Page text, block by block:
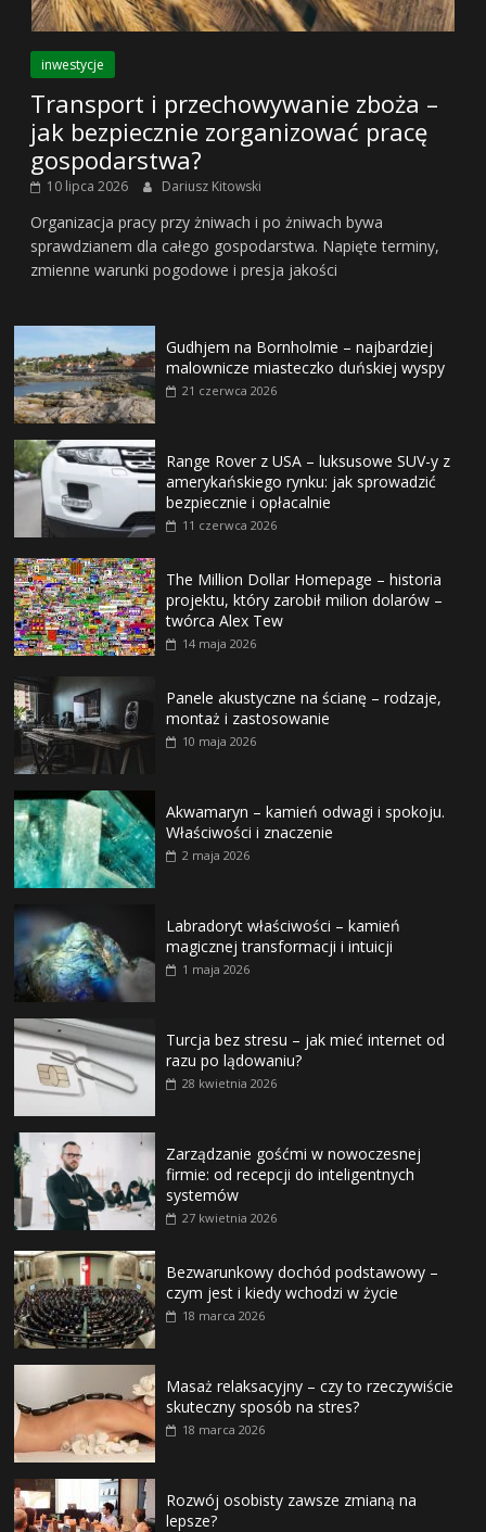
inwestycje
Transport i przechowywanie zboża –
jak bezpiecznie zorganizować pracę
gospodarstwa?
10 lipca 2026 Dariusz Kitowski
Organizacja pracy przy żniwach i po żniwach bywa
sprawdzianem dla całego gospodarstwa. Napięte terminy,
zmienne warunki pogodowe i presja jakości
Gudhjem na Bornholmie – najbardziej
malownicze miasteczko duńskiej wyspy
21 czerwca 2026
Range Rover z USA – luksusowe SUV-y z
amerykańskiego rynku: jak sprowadzić
bezpiecznie i opłacalnie
11 czerwca 2026
The Million Dollar Homepage – historia
projektu, który zarobił milion dolarów –
twórca Alex Tew
14 maja 2026
Panele akustyczne na ścianę – rodzaje,
montaż i zastosowanie
10 maja 2026
Akwamaryn – kamień odwagi i spokoju.
Właściwości i znaczenie
2 maja 2026
Labradoryt właściwości – kamień
magicznej transformacji i intuicji
1 maja 2026
Turcja bez stresu – jak mieć internet od
razu po lądowaniu?
28 kwietnia 2026
Zarządzanie gośćmi w nowoczesnej
firmie: od recepcji do inteligentnych
systemów
27 kwietnia 2026
Bezwarunkowy dochód podstawowy –
czym jest i kiedy wchodzi w życie
18 marca 2026
Masaż relaksacyjny – czy to rzeczywiście
skuteczny sposób na stres?
18 marca 2026
Rozwój osobisty zawsze zmianą na
lepsze?